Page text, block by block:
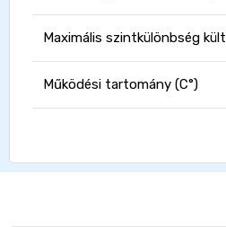
Maximális szintkülönbség
Működési tartomány (C°)